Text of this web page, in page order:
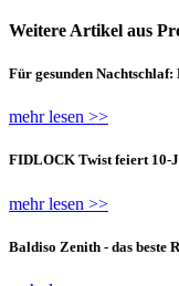
Weitere Artikel aus
Für gesunden
mehr lesen >>
FIDLOCK Twist feiert 10-
mehr lesen >>
Baldiso Zenith - das beste